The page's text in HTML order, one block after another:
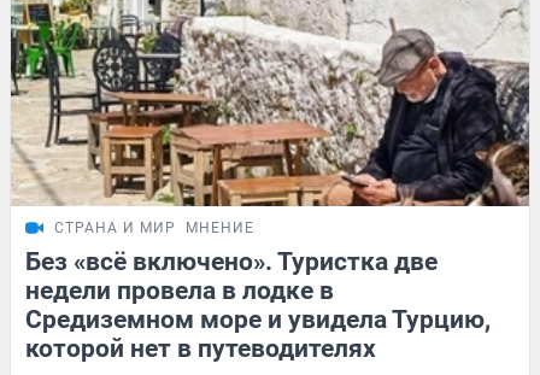
СТРАНА И МИР МНЕНИЕ
Без «всё включено». Туристка две
недели провела в лодке в
Средиземном море и увидела Турцию,
которой нет в путеводителях